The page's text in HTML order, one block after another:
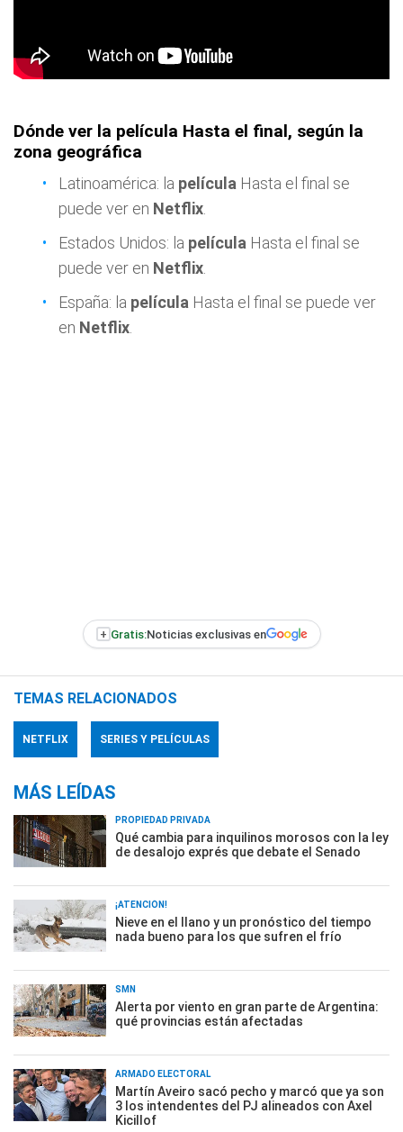
Dónde ver la película Hasta el final, según la
zona geográfica
Latinoamérica: la película Hasta el final se
puede ver en Netflix
Estados Unidos: la película Hasta el final se
puede ver en Netflix
España: la película Hasta el final se puede ver
en Netflix
+ Gratis:Noticias exclusivas en
TEMAS RELACIONADOS
NETFLIX SERIES Y PELÍCULAS
MÁS LEÍDAS
PROPIEDAD PRIVADA
Qué cambia para inquilinos morosos con la ley
de desalojo exprés que debate el Senado
¡ATENCIÓN!
Nieve en el llano y un pronóstico del tiempo
nada bueno para los que sufren el frío
SMN
Alerta por viento en gran parte de Argentina:
qué provincias están afectadas
ARMADO ELECTORAL
Martín Aveiro sacó pecho y marcó que ya son
3 los intendentes del PJ alineados con Axel
Kicillof